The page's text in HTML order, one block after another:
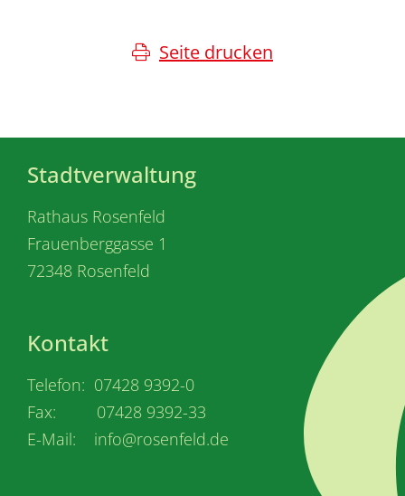
Seite drucken
Stadtverwaltung
Rathaus Rosenfeld
Frauenberggasse 1
72348 Rosenfeld
Kontakt
Telefon: 07428 9392-0
Fax: 07428 9392-33
E-Mail: info@rosenfeld.de